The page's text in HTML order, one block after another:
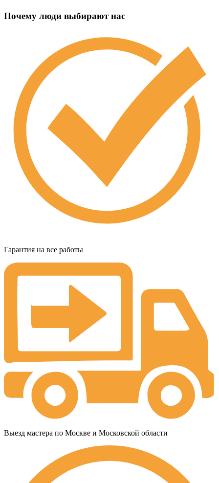
Почему люди выбирают нас
Гарантия на все работы
Выезд мастера по Москве и Московской области